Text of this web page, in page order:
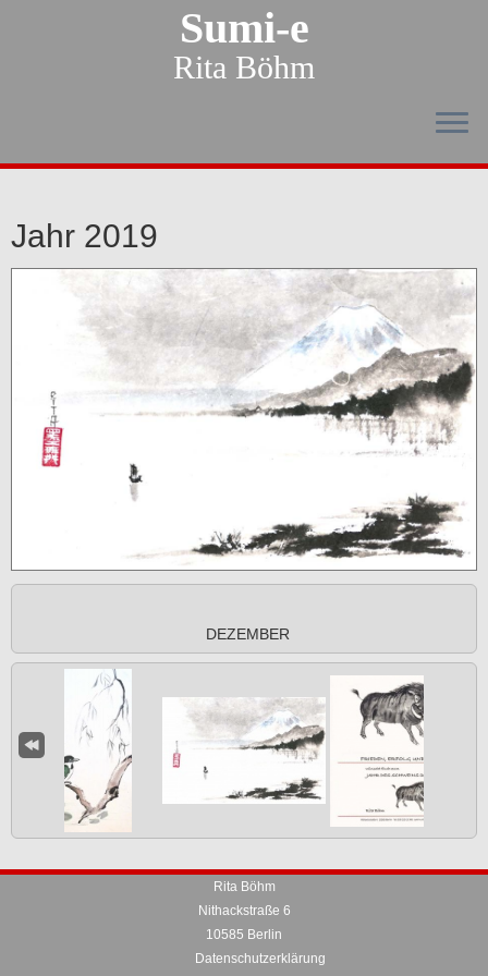
Sumi-e
Rita Böhm
Jahr 2019
DEZEMBER
Rita Böhm
Nithackstraße 6
10585 Berlin
Datenschutzerklärung